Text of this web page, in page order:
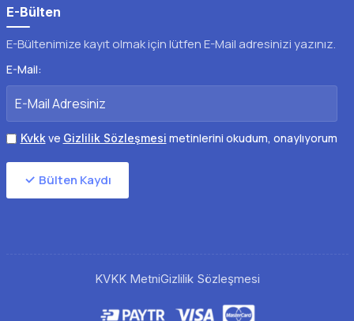
E-Bülten
E-Bültenimize kayıt olmak için lütfen E-Mail adresinizi yazınız.
E-Mail:
Kvkkve Gizlilik Sözleşmesi metinlerini okudum, onaylıyorum
Bülten Kaydı
KVKK MetniGizlilik Sözleşmesi